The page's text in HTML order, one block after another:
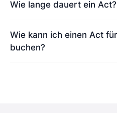
Wie lange dauert ein Act?
Wie kann ich einen Act
buchen?